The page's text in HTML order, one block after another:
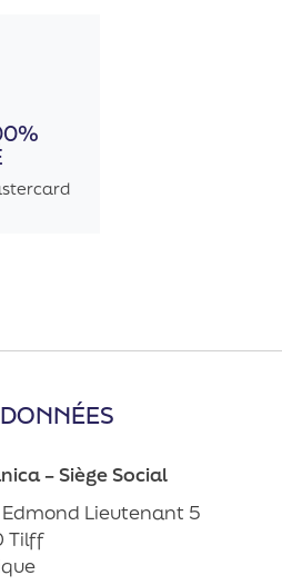
– Siège Social
Lieutenant 5
Tilff